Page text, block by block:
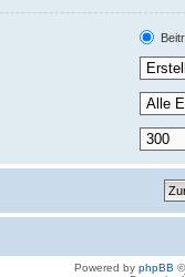
Powered by phpBB